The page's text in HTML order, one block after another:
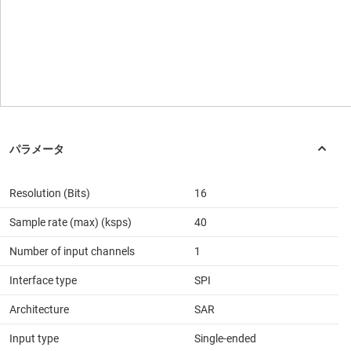
Resolution (Bits) 16
Sample rate (max) (ksps) 40
Number of input channels 1
Interface type SPI
Architecture SAR
Input type Single-ended